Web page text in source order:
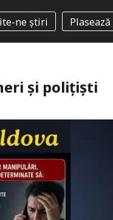
ne știri
și polițiști